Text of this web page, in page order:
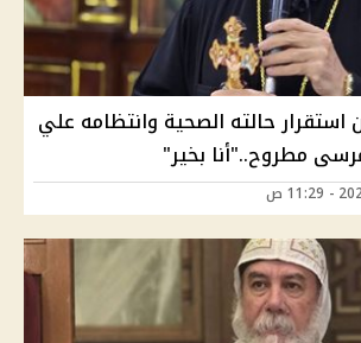
استقرار حالته الصحية وانتظامه علي
مطروح.."أنا بخير"